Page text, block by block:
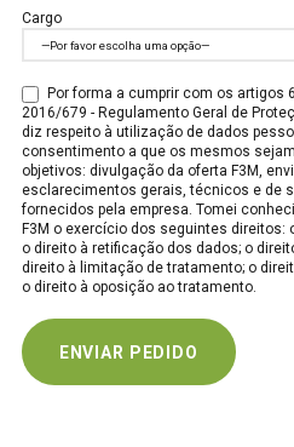
Cargo
Por forma a cumprir com os artigos
2016/679 - Regulamento Geral de
diz respeito à utilização de dados
consentimento a que os mesmos
objetivos: divulgação da oferta F3M,
esclarecimentos gerais, técnicos e de
fornecidos pela empresa. Tomei
F3M o exercício dos seguintes direitos:
o direito à retificação dos dados; o
direito à limitação de tratamento; o
o direito à oposição ao tratamento.